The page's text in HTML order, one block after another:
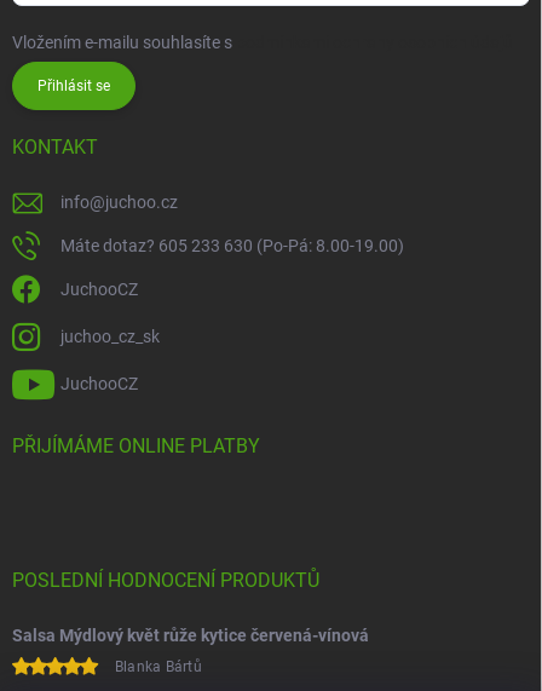
Vložením e-mailu souhlasíte s
Přihlásit se
KONTAKT
info@juchoo.cz
Máte dotaz? 605 233 630 (Po-Pá: 8.00-19.00)
JuchooCZ
juchoo_cz_sk
JuchooCZ
PŘIJÍMÁME ONLINE PLATBY
POSLEDNÍ HODNOCENÍ PRODUKTŮ
Salsa Mýdlový květ růže kytice červená-vínová
Blanka Bártů